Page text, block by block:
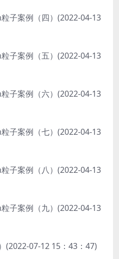
子案例（四）(2022-04-13
子案例（五）(2022-04-13
子案例（六）(2022-04-13
子案例（七）(2022-04-13
子案例（八）(2022-04-13
子案例（九）(2022-04-13
(2022-07-12 15：43：47)